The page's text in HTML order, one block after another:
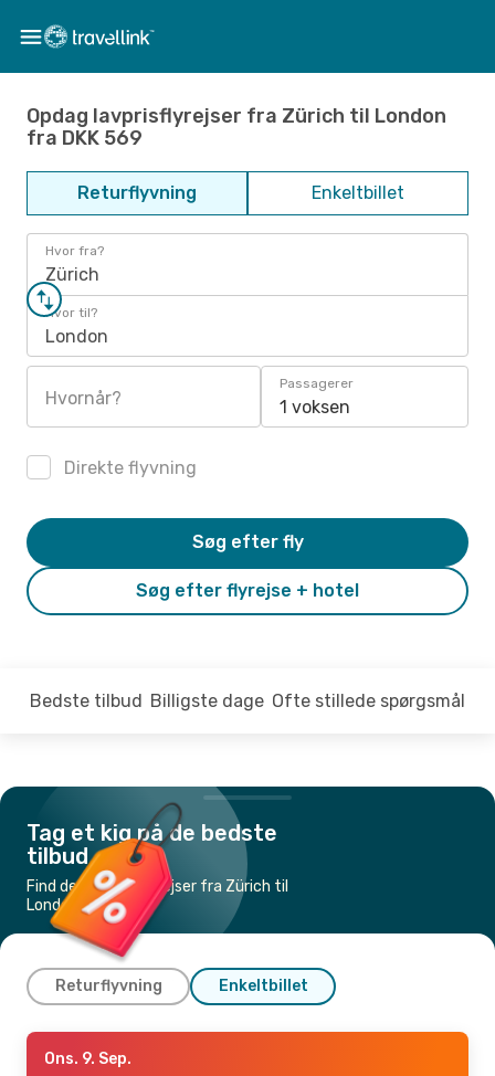
Opdag lavprisflyrejser fra Zürich til London
fra DKK 569
Returflyvning Enkeltbillet
Hvor fra?
Zürich
Hvor til?
London
Hvornår?
Passagerer
1 voksen
Direkte flyvning
Søg efter flyrejse + hotel
Søg efter fly
Bedste tilbud Billigste dage Ofte stillede spørgsmål
Tag et kig på de bedste
tilbud
Find de billigste flyrejser fra Zürich til
London
Returflyvning Enkeltbillet
Fre. 11. Sep.
Ons. 9. Sep.